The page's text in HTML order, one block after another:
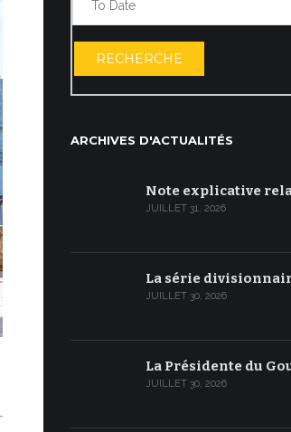
RECHERCHE
ARCHIVES D'ACTUALITÉS
Note explicative
JUILLET 31, 2026
La série
JUILLET 30, 2026
La Présidente du
JUILLET 30, 2026